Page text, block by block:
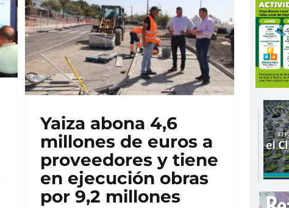
Yaiza abona 4,6
millones de euros a
proveedores y tiene
en ejecución obras
por 9,2 millones